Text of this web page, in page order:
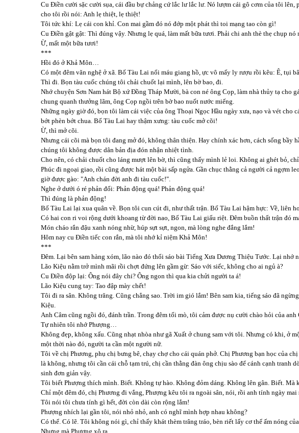
Cu Điền cười sặc cười sụa, cái đầu bự chảng cứ lắc lư lắc lư. Nó lượm cái gô cơm của tôi lên,
cho tôi rồi nói: Anh lẹ thiệt, lẹ thiệt!
Tôi tức khí: Lẹ cái con khỉ. Con mai gầm đó nó đớp một phát thì toi mạng tao còn gì!
Cu Điền gật gật: Thì đúng vậy. Nhưng lẹ quá, làm mất bữa tươi. Phải chi anh thè thẹ chụp
Ừ, mất một bữa tươi!
***
Hồi đó ở Khả Môn…
Có một đêm văn nghệ ở xã. Bố Tàu Lai nổi máu giang hồ, ực vô mấy ly rượu rồi kêu: Ê, tụi
Thì đi. Bọn tàu cuốc chúng tôi chải chuốt lại mình, lên bờ bao, đi.
Nhớ chuyện Sơn Nam hát Bộ xứ Đồng Tháp Mười, bà con né ông Cọp, làm nhà thủy tạ cho
chung quanh thưởng lãm, ông Cọp ngồi trên bờ bao nuốt nước miếng.
Những ngày giờ đó, bọn tôi làm cái việc của ông Thoại Ngọc Hầu ngày xưa, nạo và vét cho
bớt phèn bớt chua. Bố Tàu Lai hay thậm xưng: tàu cuốc mở cõi!
Ừ, thì mở cõi.
Nhưng cái cõi mà bọn tôi đang mở đó, không thân thiện. Hay chính xác hơn, cách sống bầy
chúng tôi không được dân bản địa đón nhận nhiệt tình.
Cho nên, có chải chuốt cho láng mượt lên bờ, thì cũng thấy mình lẻ loi. Không ai ghét bỏ,
Phúc đi ngoại giao, rồi cũng được hát một bài sấp ngửa. Gần chục thằng cả người cả ngợm
giờ được gào: "Anh chán đời anh đi tàu cuốc!".
Nghe ở dưới ó ré phản đối: Phản động quá! Phản động quá!
Thì đúng là phản động!
Bố Tàu Lai lại xua quân về. Bọn tôi cun cút đi, như thất trận. Bố Tàu Lai hậm hực: Về, liên
Có hai con ri voi rộng dưới khoang từ đời nao, Bố Tàu Lai giấu riệt. Đêm buồn thất trận đó
Món cháo rắn đậu xanh nóng nhừ, húp sựt sựt, ngon, mà lòng nghe đắng lắm!
Hôm nay cu Điền tiếc con rắn, mà tôi nhớ kỉ niệm Khả Môn!
***
Đêm. Lại bên sam hàng xóm, lão nào đó thổi sáo bài Tiếng Xưa Dương Thiệu Tước. Lại nhớ
Lão Kiệu nằm trở mình mãi rồi chợt đứng lên gầm gừ: Sáo với siếc, không cho ai ngủ à?
Cu Điền độp lại: Ông nói đây chi? Ông ngon thì qua kia chửi người ta á!
Lão Kiệu cung tay: Tao đập mày chết!
Tôi đi ra sân. Không trăng. Cũng chẳng sao. Trời im gió lắm! Bên sam kia, tiếng sáo đã
Kiệu.
Anh Câm cũng ngồi đó, đánh trần. Trong đêm tối mò, tôi cảm được nụ cười chào hỏi của anh
Tự nhiên tôi nhớ Phượng…
Không đẹp, không xấu. Cũng nhạt nhòa như gã Xuất ở chung sam với tôi. Nhưng có khi, ở
một thời nào đó, người ta cần một người nữ.
Tôi về chị Phương, phụ chị bưng bê, chạy chợ cho cái quán phở. Chị Phương bạn học của
là không, nhưng tôi cần cái chỗ tạm trú, chị cần thằng đàn ông chịu sào để cánh cạnh tranh
sinh đơn giản vậy.
Tôi biết Phượng thích mình. Biết. Không tự hào. Không đỏm dáng. Không lên gân. Biết. Mà
Chỉ một đêm đó, chị Phương đi vắng, Phượng kêu tôi ra ngoài sân, nói, rồi anh tính ngày mai
Tôi nói tôi chưa tính gì hết, đời còn dài còn rộng lắm!
Phượng nhích lại gần tôi, nói nhỏ nhỏ, anh có nghĩ mình hợp nhau không?
Có thể. Có lẽ. Tôi không nói gì, chỉ thấy khát thèm trâng tráo, bèn riết lấy cơ thể ấm nóng
Nhưng mà Phượng xô ra…